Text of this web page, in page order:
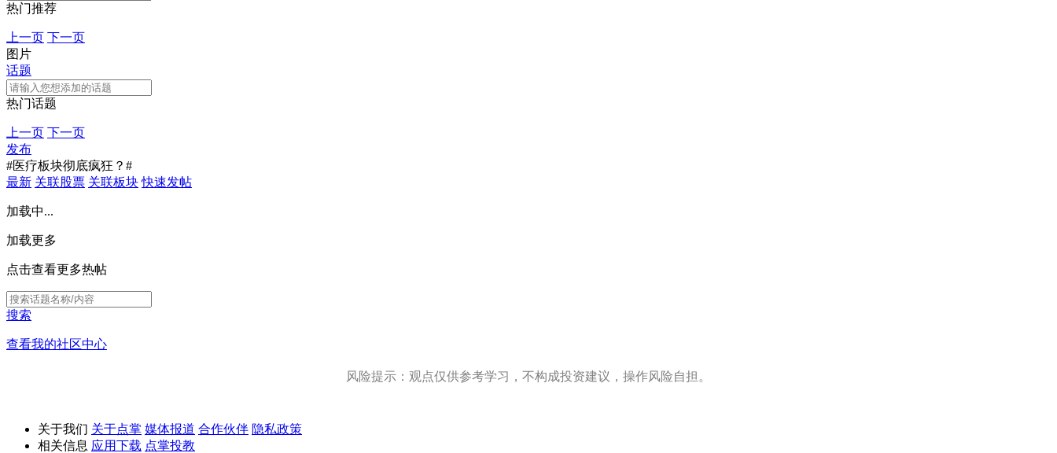
热门推荐
上一页 下一页
图片
话题
热门话题
上一页 下一页
发布
#医疗板块彻底疯狂？#
最新 关联股票 关联板块 快速发帖
加载中...
加载更多
点击查看更多热帖
搜索
查看我的社区中心
风险提示：观点仅供参考学习，不构成投资建议，操作风险自担。
关于我们 关于点掌 媒体报道 合作伙伴 隐私政策
相关信息 应用下载 点掌投教